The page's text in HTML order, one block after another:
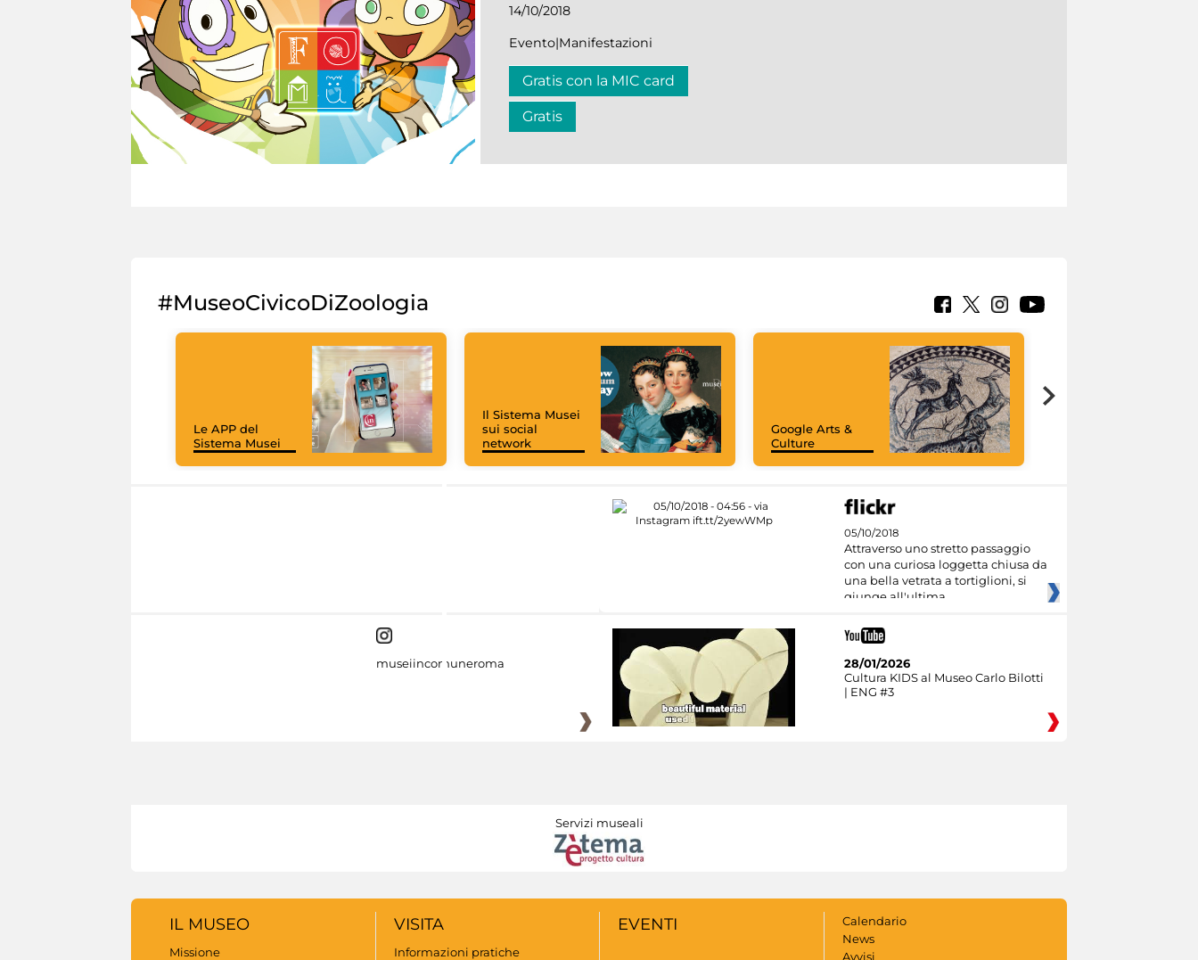
14/10/2018
Evento|Manifestazioni
Gratis con la MIC card
Gratis
#MuseoCivicoDiZoologia
Le APP del
Sistema Musei
Il Sistema Musei
sui social
network
Google Arts &
Culture
05/10/2018
Attraverso uno stretto passaggio
con una curiosa loggetta chiusa da
una bella vetrata a tortiglioni, si
giunge all'ultima
museiincomuneroma
28/01/2026
Cultura KIDS al Museo Carlo Bilotti
| ENG #3
Servizi museali
IL MUSEO
Missione
VISITA
Informazioni pratiche
EVENTI
Calendario
News
Avvisi